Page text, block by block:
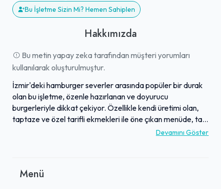
Bu İşletme Sizin Mi? Hemen Sahiplen
Hakkımızda
Bu metin yapay zeka tarafından müşteri yorumları
kullanılarak oluşturulmuştur.
İzmir'deki hamburger severler arasında popüler bir durak
olan bu işletme, özenle hazırlanan ve doyurucu
burgerleriyle dikkat çekiyor. Özellikle kendi üretimi olan,
taptaze ve özel tarifli ekmekleri ile öne çıkan menüde, tam
kıvamında pişirilmiş etler ve zengin dolgu malzemeleri bir
eşsiz bir lezzet deneyimi yaşadıklarını belirtiyor. Burgerlere
Devamını Göster
Menü